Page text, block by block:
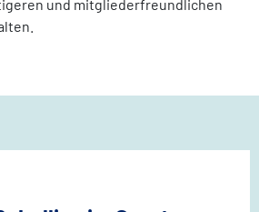
und mitgliederfreundlichen